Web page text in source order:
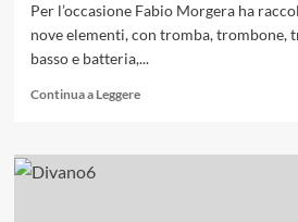
telling
Per l’occasione Fabio Morgera ha
nove elementi, con tromba, trombone,
basso e batteria,...
Continua a LeggereLeggi
su